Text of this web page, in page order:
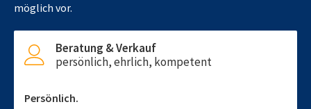
möglich vor.
Beratung & Verkauf
persönlich, ehrlich, kompetent
Persönlich.